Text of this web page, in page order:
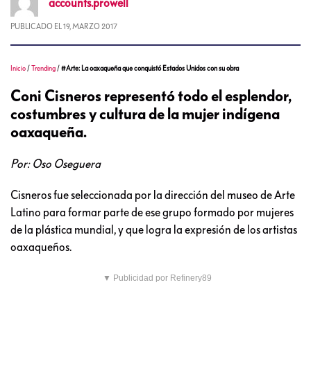
accounts.prowell
PUBLICADO EL 19, MARZO 2017
Inicio /Trending /#Arte: La oaxaqueña que conquistó Estados Unidos con su obra
Coni Cisneros representó todo el esplendor,
costumbres y cultura de la mujer indígena
oaxaqueña.
Por: Oso Oseguera
Cisneros fue seleccionada por la dirección del museo de Arte
Latino para formar parte de ese grupo formado por mujeres
de la plástica mundial, y que logra la expresión de los artistas
oaxaqueños.
▼ Publicidad por Refinery89